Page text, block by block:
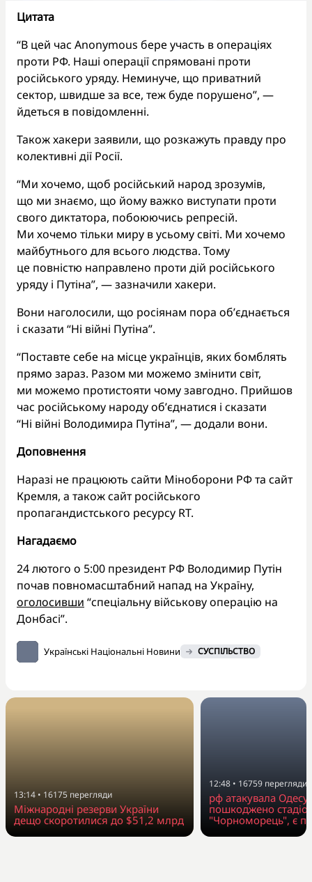
Цитата
“В цей час Anonymous бере участь в операціях
проти РФ. Наші операції спрямовані проти
російського уряду. Неминуче, що приватний
сектор, швидше за все, теж буде порушено”, —
йдеться в повідомленні.
Також хакери заявили, що розкажуть правду про
колективні дії Росії.
“Ми хочемо, щоб російський народ зрозумів,
що ми знаємо, що йому важко виступати проти
свого диктатора, побоюючись репресій.
Ми хочемо тільки миру в усьому світі. Ми хочемо
майбутнього для всього людства. Тому
це повністю направлено проти дій російського
уряду і Путіна”, — зазначили хакери.
Вони наголосили, що росіянам пора об’єднається
і сказати “Ні війні Путіна”.
“Поставте себе на місце українців, яких бомблять
прямо зараз. Разом ми можемо змінити світ,
ми можемо протистояти чому завгодно. Прийшов
час російському народу об’єднатися і сказати
“Ні війні Володимира Путіна”, — додали вони.
Доповнення
Наразі не працюють сайти Міноборони РФ та сайт
Кремля, а також сайт російського
пропагандистського ресурсу RT.
Нагадаємо
24 лютого о 5:00 президент РФ Володимир Путін
почав повномасштабний напад на Україну,
оголосивши “спеціальну військову операцію на
Донбасі”.
Українські Національні Новини СУСПІЛЬСТВО
13:14 • 16175 перегляди
Міжнародні резерви України
дещо скоротилися до $51,2 млрд
12:48 • 16759 перегляди
рф атакувала
пошкоджено
"Чорноморець", є